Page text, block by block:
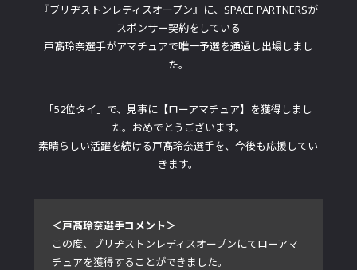
『ブリヂストンレディスオープン』に、SPACE PARTNERSが
スポンサー契約をしている
戸髙玲奈選手がアマチュアで唯一予選を通過し出場しまし
た。
「52位タイ」で、見事に【ローアマチュア】を獲得しまし
た。おめでとうございます。
素晴らしい活躍を続ける戸髙玲奈選手を、今後も応援してい
きます。
＜戸髙玲奈選手コメント＞
この度、ブリヂストンレディスオープンにてローアマ
チュアを獲得することができました。